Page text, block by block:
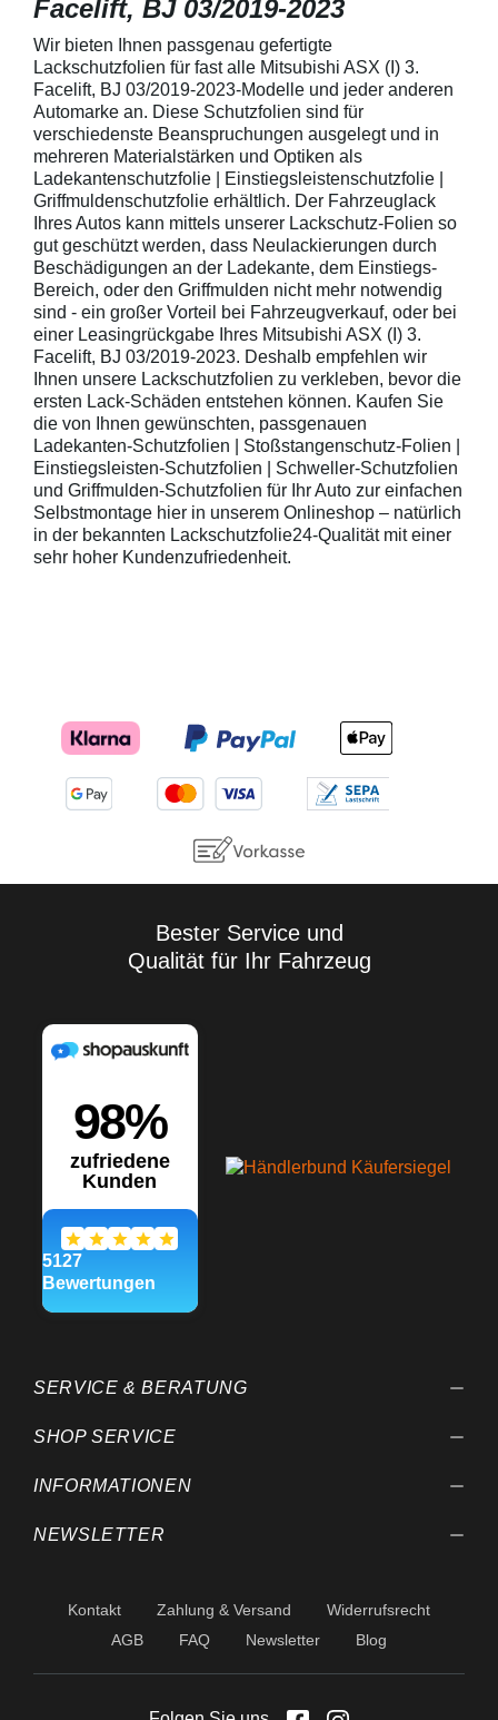
Facelift, BJ 03/2019-2023
Wir bieten Ihnen passgenau gefertigte
Lackschutzfolien für fast alle Mitsubishi ASX (I) 3.
Facelift, BJ 03/2019-2023-Modelle und jeder anderen
Automarke an. Diese Schutzfolien sind für
verschiedenste Beanspruchungen ausgelegt und in
mehreren Materialstärken und Optiken als
Ladekantenschutzfolie | Einstiegsleistenschutzfolie |
Griffmuldenschutzfolie erhältlich. Der Fahrzeuglack
Ihres Autos kann mittels unserer Lackschutz-Folien so
gut geschützt werden, dass Neulackierungen durch
Beschädigungen an der Ladekante, dem Einstiegs-
Bereich, oder den Griffmulden nicht mehr notwendig
sind - ein großer Vorteil bei Fahrzeugverkauf, oder bei
einer Leasingrückgabe Ihres Mitsubishi ASX (I) 3.
Facelift, BJ 03/2019-2023. Deshalb empfehlen wir
Ihnen unsere Lackschutzfolien zu verkleben, bevor die
ersten Lack-Schäden entstehen können. Kaufen Sie
die von Ihnen gewünschten, passgenauen
Ladekanten-Schutzfolien | Stoßstangenschutz-Folien |
Einstiegsleisten-Schutzfolien | Schweller-Schutzfolien
und Griffmulden-Schutzfolien für Ihr Auto zur einfachen
Selbstmontage hier in unserem Onlineshop – natürlich
in der bekannten Lackschutzfolie24-Qualität mit einer
sehr hoher Kundenzufriedenheit.
Bester Service und
Qualität für Ihr Fahrzeug
SERVICE & BERATUNG
SHOP SERVICE
INFORMATIONEN
NEWSLETTER
Kontakt Zahlung & Versand
Widerrufsrecht
AGB
FAQ Newsletter Blog